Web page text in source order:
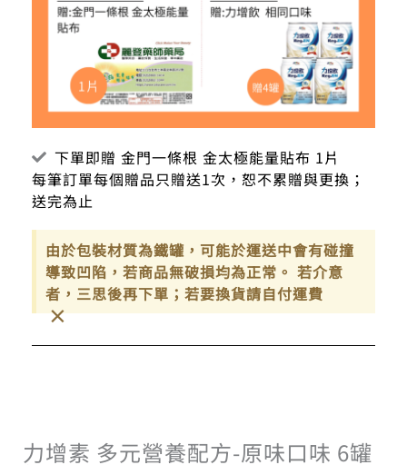
下單即贈 金門一條根 金太極能量貼布 1片
每筆訂單每個贈品只贈送1次，恕不累贈與更換；
送完為止
由於包裝材質為鐵罐，可能於運送中會有碰撞
導致凹陷，若商品無破損均為正常。 若介意
者，三思後再下單；若要換貨請自付運費
×
力增素 多元營養配方-原味口味 6罐